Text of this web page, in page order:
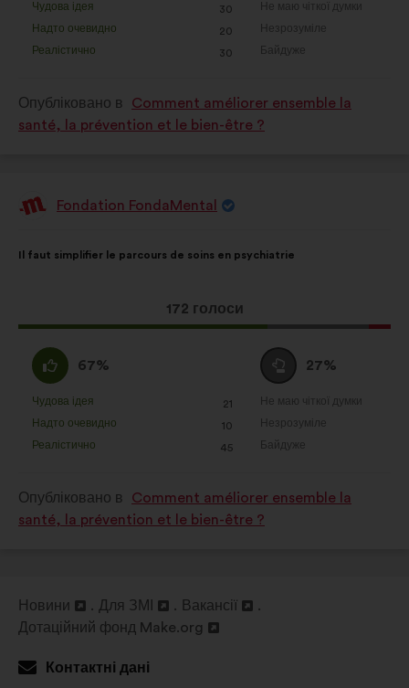
Чудова ідея
: 30
разів
Надто очевидно
: 20
разів
Реалістично
: 30
разів
Не маю чіткої думки
:разів
Незрозуміле
:разів
Байдуже
:разів
Опубліковано в
Comment améliorer ensemble la
santé, la prévention et le bien-être ?
ПропозиціяFondation FondaMental
пропозиції:
Il faut simplifier le parcours de soins en psychiatrie
Ця
пропозиція
172 голоси
розподілом:
За
:
67%
Чудова ідея
: 21
разів
Надто очевидно
: 10
разів
Реалістично
: 45
разів
Утримуюся
:
27%
Не маю чіткої думки
:разів
Незрозуміле
:разів
Байдуже
:разів
Опубліковано в
Comment améliorer ensemble la
santé, la prévention et le bien-être ?
Новини
Відкрити
в
новій
Для ЗМІ
Відкрити
в
новій
Вакансії
Дотаційний фонд Make.org
Відкрити
в
Контактні дані